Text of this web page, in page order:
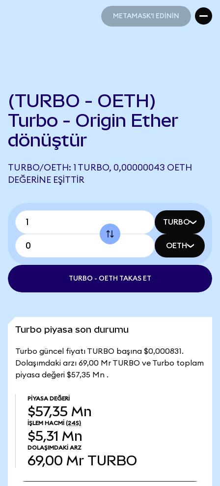
METAMASK'I EDİNİN
(TURBO - OETH)
Turbo - Origin Ether
dönüştür
TURBO/OETH: 1 TURBO, 0,00000043 OETH
DEĞERINE EŞITTIR
TURBO
OETH
TURBO - OETH TAKAS ET
Turbo piyasa son durumu
Turbo güncel fiyatı TURBO başına $0,000831.
Dolaşımdaki arzı 69,00 Mr TURBO ve Turbo toplam
piyasa değeri $57,35 Mn .
PIYASA DEĞERI
$57,35 Mn
İŞLEM HACMI (24S)
$5,31 Mn
DOLAŞIMDAKI ARZ
69,00 Mr TURBO